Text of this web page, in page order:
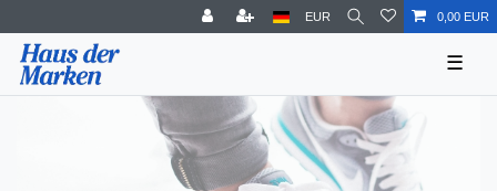
EUR 0,00 EUR
☰